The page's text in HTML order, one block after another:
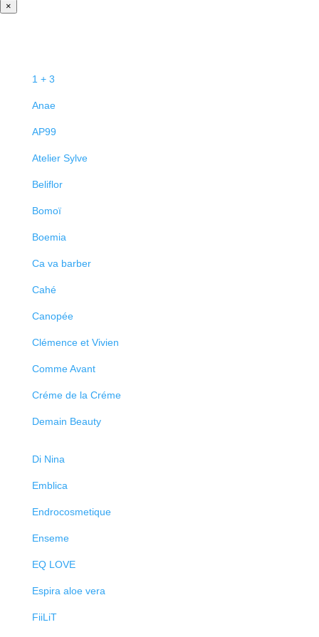
×
1 + 3
Anae
AP99
Atelier Sylve
Beliflor
Bomoï
Boemia
Ca va barber
Cahé
Canopée
Clémence et Vivien
Comme Avant
Créme de la Créme
Demain Beauty
Di Nina
Emblica
Endrocosmetique
Enseme
EQ LOVE
Espira aloe vera
FiiLiT